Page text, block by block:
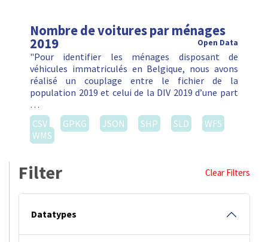
Nombre de voitures par ménages
2019 Open Data
"Pour identifier les ménages disposant de
véhicules immatriculés en Belgique, nous avons
réalisé un couplage entre le fichier de la
population 2019 et celui de la DIV 2019 d’une part
…
CSV
GPKG JSON SHP SLD
WFS
WMS
Filter Clear Filters
Datatypes